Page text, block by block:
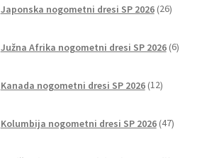
Japonska nogometni dresi SP 2026 26izdelkov
Južna Afrika nogometni dresi SP 2026 6izdelkov
Kanada nogometni dresi SP 2026 12izdelkov
Kolumbija nogometni dresi SP 2026 47izdelkov